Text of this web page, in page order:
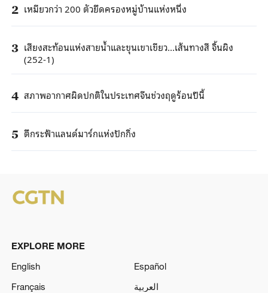
2 เหมียวกว่า 200 ตัวยึดครองหมู่บ้านแห่งหนึ่ง
3 เสียงสะท้อนแห่งสายน้ำและขุนเขาเขียว...เส้นทางสี จิ้นผิง
(252-1)
4 สภาพอากาศผิดปกติในประเทศจีนช่วงฤดูร้อนปีนี้
5 ตึกระฟ้าแลนด์มาร์กแห่งปักกิ่ง
EXPLORE MORE
English
Español
Français
العربية